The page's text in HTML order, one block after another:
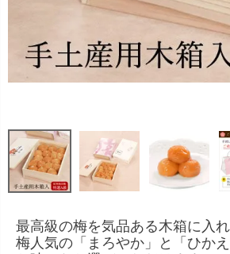
最高級の梅を気品ある木箱に入
梅人気の「まろやか」と「ひか